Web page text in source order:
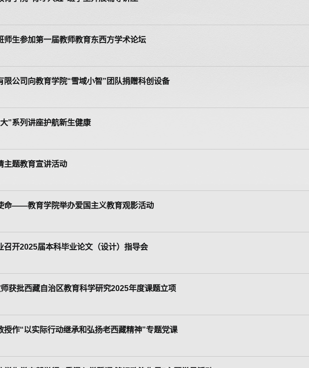
师生参加第一届教师教育东西方学术论坛
限公司向教育学院“雪域小智”团队捐赠科创设备
”系列讲座护航新生健康
主题教育宣讲活动
命——教育学院举办爱国主义教育观影活动
召开2025届本科毕业论文（设计）指导会
获批西藏自治区教育科学研究2025年度课题立项
授作“以实际行动继承和弘扬老西藏精神”专题党课